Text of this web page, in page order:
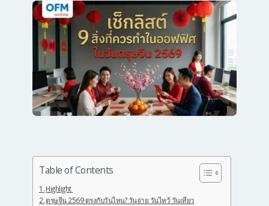
Table of Contents
Highlight
ตรุษจีน 2569 ตรงกับวันไหน? วันจ่าย วันไหว้ วันเที่ยว